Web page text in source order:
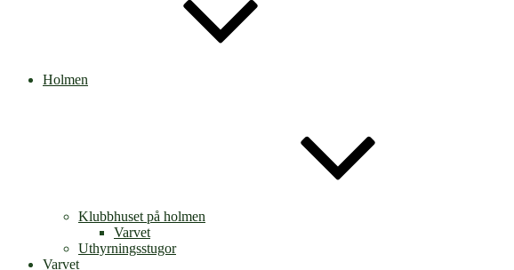
Holmen
Klubbhuset på holmen
Varvet
Uthyrningsstugor
Varvet